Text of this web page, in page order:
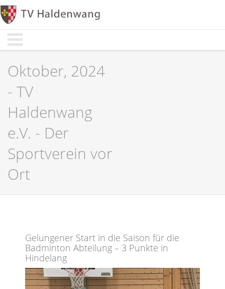
Start
Aktuelles
Start
Aktuelles
Oktober, 2024
- TV
Haldenwang
e.V. - Der
Sportverein vor
Ort
Gelungener Start in die Saison für die
Badminton Abteilung – 3 Punkte in
Hindelang